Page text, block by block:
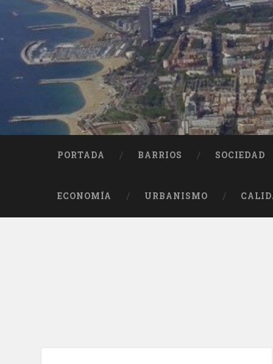
contenido
Buscar
PORTADA BARRIOS SOCIEDAD
ECONOMÍA URBANISMO